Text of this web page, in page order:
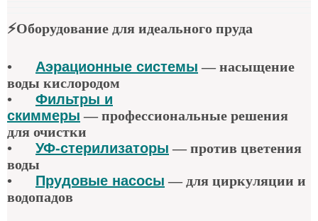
⚡Оборудование для идеального пруда
• Аэрационные системы —насыщение
воды кислородом
•
Фильтры и
скиммеры —профессиональные решения
для очистки
•
УФ-стерилизаторы —против цветения
воды
•
Прудовые насосы — для циркуляции и
водопадов